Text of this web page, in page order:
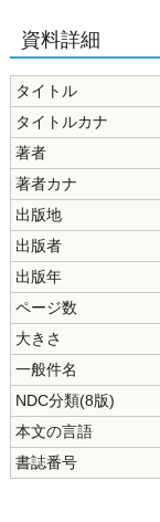
資料詳細
タイトル
タイトルカナ
著者
著者カナ
出版地
出版者
出版年
ページ数
大きさ
一般件名
NDC分類(8版)
本文の言語
書誌番号